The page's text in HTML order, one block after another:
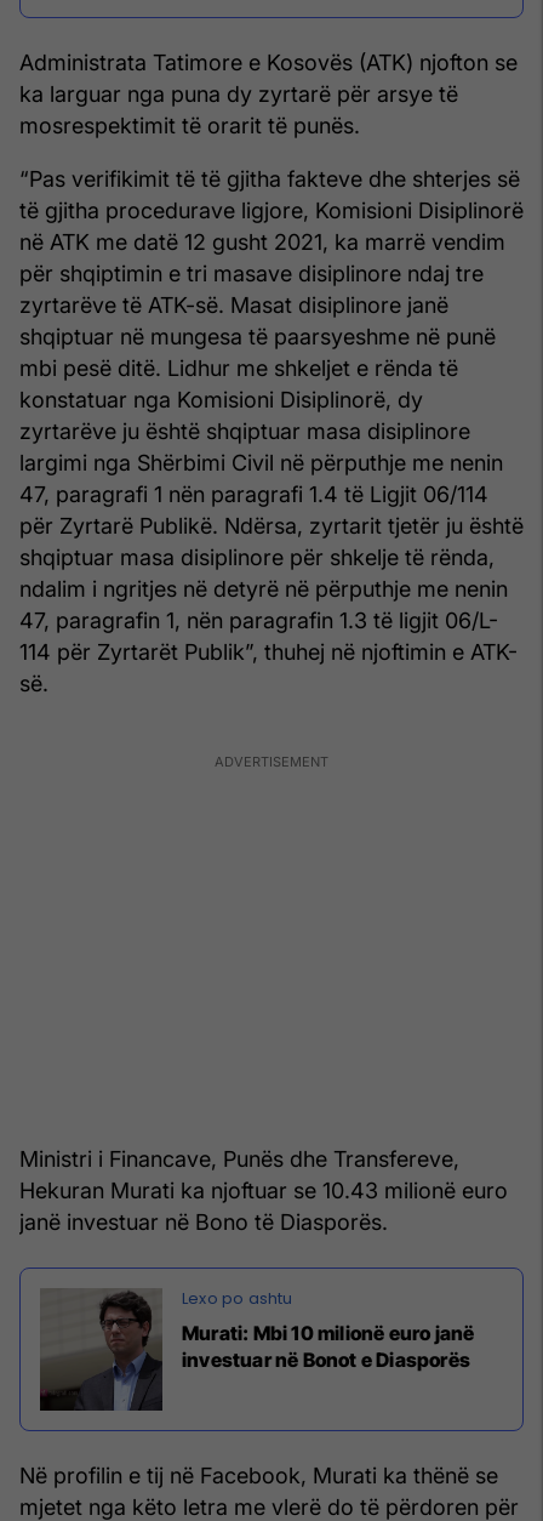
Administrata Tatimore e Kosovës (ATK) njofton se
ka larguar nga puna dy zyrtarë për arsye të
mosrespektimit të orarit të punës.
“Pas verifikimit të të gjitha fakteve dhe shterjes së
të gjitha procedurave ligjore, Komisioni Disiplinorë
në ATK me datë 12 gusht 2021, ka marrë vendim
për shqiptimin e tri masave disiplinore ndaj tre
zyrtarëve të ATK-së. Masat disiplinore janë
shqiptuar në mungesa të paarsyeshme në punë
mbi pesë ditë. Lidhur me shkeljet e rënda të
konstatuar nga Komisioni Disiplinorë, dy
zyrtarëve ju është shqiptuar masa disiplinore
largimi nga Shërbimi Civil në përputhje me nenin
47, paragrafi 1 nën paragrafi 1.4 të Ligjit 06/114
për Zyrtarë Publikë. Ndërsa, zyrtarit tjetër ju është
shqiptuar masa disiplinore për shkelje të rënda,
ndalim i ngritjes në detyrë në përputhje me nenin
47, paragrafin 1, nën paragrafin 1.3 të ligjit 06/L-
114 për Zyrtarët Publik”, thuhej në njoftimin e ATK-
së.
Ministri i Financave, Punës dhe Transfereve,
Hekuran Murati ka njoftuar se 10.43 milionë euro
janë investuar në Bono të Diasporës.
Murati: Mbi 10 milionë euro janë
investuar në Bonot e Diasporës
Në profilin e tij në Facebook, Murati ka thënë se
mjetet nga këto letra me vlerë do të përdoren për